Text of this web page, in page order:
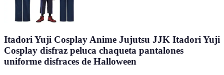
Itadori Yuji Cosplay Anime Jujutsu JJK Itadori Yuji
Cosplay disfraz peluca chaqueta pantalones
uniforme disfraces de Halloween